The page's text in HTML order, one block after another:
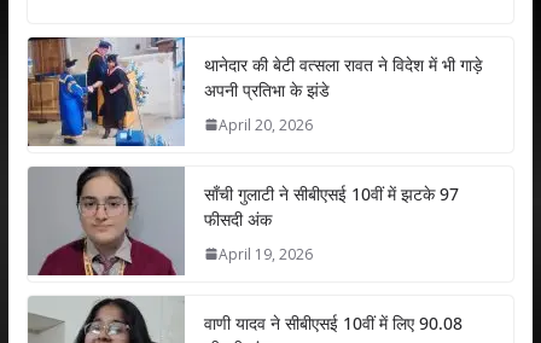
at
s
A
p
p
e
b
o
o
er e
dI
l e
थानेदार की बेटी वत्सला रावत ने विदेश में भी गाड़े
अपनी प्रतिभा के झंडे
April 20, 2026
साँची गुलाटी ने सीबीएसई 10वीं में झटके 97
फीसदी अंक
April 19, 2026
वाणी यादव ने सीबीएसई 10वीं में लिए 90.08